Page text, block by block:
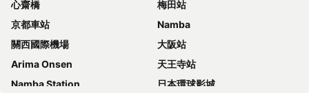
心齋橋
梅田站
京都車站
Namba
關西國際機場
大阪站
Arima Onsen
天王寺站
Namba Station
日本環球影城